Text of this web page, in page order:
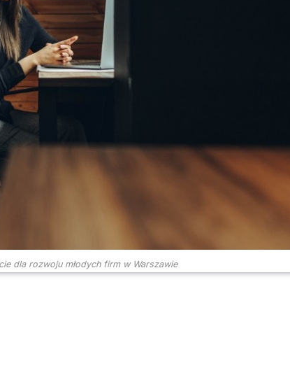
dla rozwoju młodych firm w Warszawie